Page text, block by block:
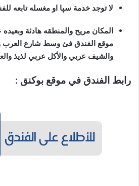
لا توجد خدمة سپا او مغسله تابعه
المكان مريح والمنطقه هادئة
موقع الفندق فئ وسط شارع العرب
والشيف عربي والأكل عربي لذيذ
رابط الفندق في موقع بوكنق :